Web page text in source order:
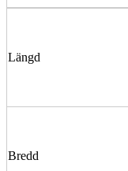
Längd
Bredd